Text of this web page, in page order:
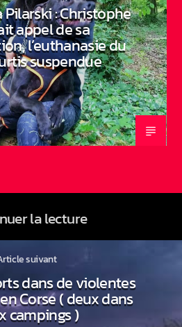
Pilarski : Christophe
appel de sa
l’euthanasie du
suspendue
la lecture
suivant
dans de violentes
Corse ( deux dans
campings )